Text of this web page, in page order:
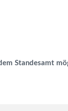
Standesamt